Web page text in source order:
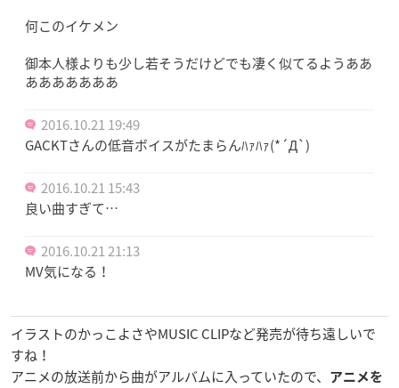
何このイケメン
御本人様よりも少し若そうだけどでも凄く似てるようああ
あああああああ
2016.10.21 19:49
GACKTさんの低音ボイスがたまらんﾊｧﾊｧ(*´Д`)
2016.10.21 15:43
良い曲すぎて…
2016.10.21 21:13
MV気になる！
イラストのかっこよさやMUSIC CLIPなど発売が待ち遠しいで
すね！
アニメの放送前から曲がアルバムに入っていたので、
アニメを